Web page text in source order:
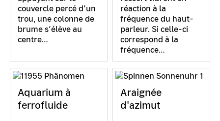
couvercle percé d’un
trou, une colonne de
brume s’élève au
centre…
réaction à la
fréquence du haut-
parleur. Si celle-ci
correspond à la
fréquence…
Aquarium à
ferrofluide
Araignée
d'azimut